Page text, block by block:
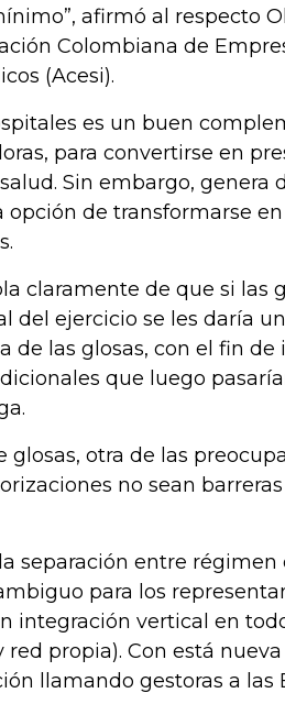
afirmó al respecto
Colombiana de
(Acesi).
es un buen
para convertirse en
Sin embargo, genera
opción de transformarse
claramente de que si las
del ejercicio se les daría
de las glosas, con el fin de
que luego
otra de las
no sean
separación entre
para los
integración vertical en
propia). Con está
llamando gestoras a las